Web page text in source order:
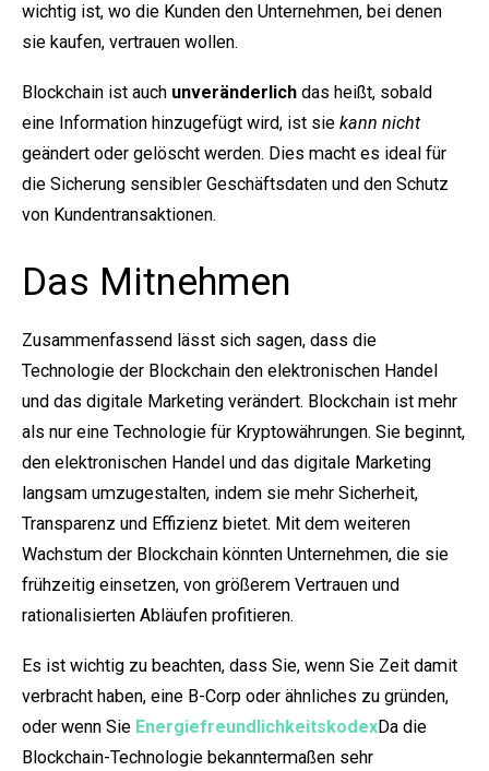
wichtig ist, wo die Kunden den Unternehmen, bei denen
sie kaufen, vertrauen wollen.
Blockchain ist auch unveränderlich das heißt, sobald
eine Information hinzugefügt wird, ist sie kann nicht
geändert oder gelöscht werden. Dies macht es ideal für
die Sicherung sensibler Geschäftsdaten und den Schutz
von Kundentransaktionen.
Das Mitnehmen
Zusammenfassend lässt sich sagen, dass die
Technologie der Blockchain den elektronischen Handel
und das digitale Marketing verändert. Blockchain ist mehr
als nur eine Technologie für Kryptowährungen. Sie beginnt,
den elektronischen Handel und das digitale Marketing
langsam umzugestalten, indem sie mehr Sicherheit,
Transparenz und Effizienz bietet. Mit dem weiteren
Wachstum der Blockchain könnten Unternehmen, die sie
frühzeitig einsetzen, von größerem Vertrauen und
rationalisierten Abläufen profitieren.
Es ist wichtig zu beachten, dass Sie, wenn Sie Zeit damit
verbracht haben, eine B-Corp oder ähnliches zu gründen,
oder wenn Sie EnergiefreundlichkeitskodexDa die
Blockchain-Technologie bekanntermaßen sehr